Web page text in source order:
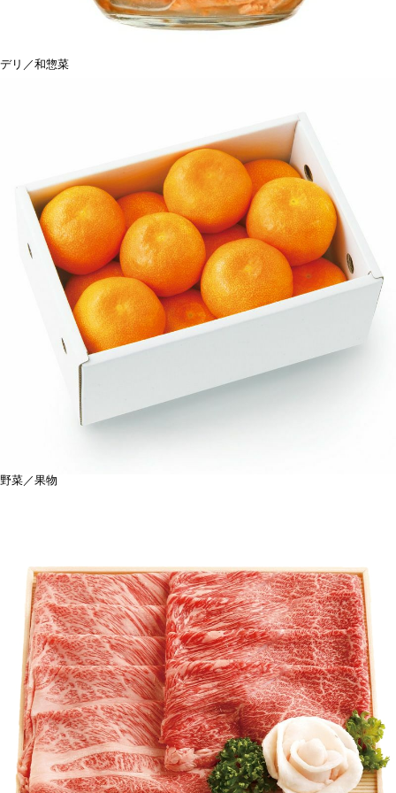
デリ／和惣菜
野菜／果物